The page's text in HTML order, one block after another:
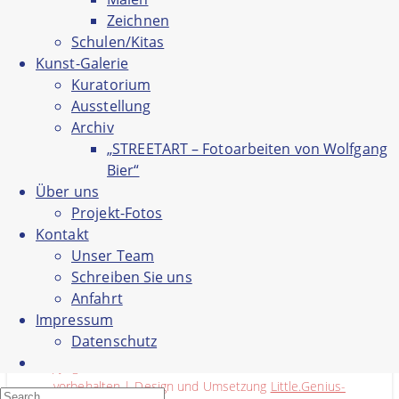
Zeichnen
Schulen/Kitas
Kunst-Galerie
Kuratorium
Ausstellung
Archiv
„STREETART – Fotoarbeiten von Wolfgang
Bier“
Über uns
Projekt-Fotos
Kontakt
Unser Team
Schreiben Sie uns
Anfahrt
Impressum
Datenschutz
Unser Team
Schreiben Sie uns
Anfahrt
Impressum
Datenschutz
vorbehalten | Design und Umsetzung Little.Genius-